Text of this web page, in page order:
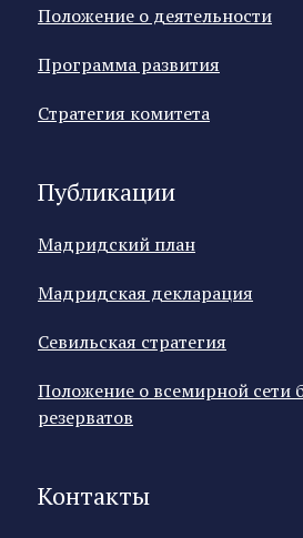
Положение о деятельности
Программа развития
Стратегия комитета
Публикации
Мадридский план
Мадридская декларация
Севильская стратегия
Положение о всемирной сети
резерватов
Контакты